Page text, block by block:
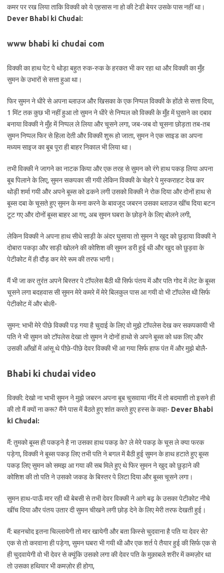
कमर पर रख लिया ताकि विक्की को ये एहसास ना हो की टेडी बेयर उसके पास नहीं था।
Dever Bhabi ki Chudai:
www bhabi ki chudai com
विक्की का हाथ पेट पे थोड़ा बहुत रुक-रुक के हरकत भी कर रहा था और विक्की का मुँह
सुमन के उभारों से सत्ता हुआ था।
फिर सुमन ने धीरे से अपना ब्लाउज और खिसका के एक निप्पल विक्की के होंठो से सत्ता दिया,
1 मिंट तक कुछ भी नहीं हुआ तो सुमन ने धीरे से निप्पल को विक्की के मुँह में घुसाने का दबाव
बनाया विक्की ने मुँह में निप्पल ले लिया और चूसने लगा, जब-जब वो चूसना छोड़ता तब-तब
सुमन निप्पल फिर से हिला देती और विक्की शुरू हो जाता, सुमन ने एक साइड का अपना
मध्यम साइज का बूब पूरा ही बाहर निकाल भी लिया था।
तभी विक्की ने जागने का नाटक किया और एक तरह से सुमन को रंगे हाथ पकड़ लिया अपना
बूब पिलाने के लिए, सुमन सकपका सी गयी लेकिन विक्की के चेहरे पे मुस्कराहट देख कर
थोड़ी शर्मा गयी और अपने बूब्स को ढकने लगी उसको विक्की ने रोक दिया और दोनों हाथ से
बूब्स दबा के चूसते हुए सुमन के मना करने के बावजूद जबरन उसका ब्लाउज खींच दिया बटन
टूट गए और दोनों बूब्स बाहर आ गए, अब सुमन घबरा के छोड़ने के लिए बोलने लगी,
लेकिन विक्की ने अपना हाथ सीधे साड़ी के अंदर घुसाया तो सुमन ने खुद को छुड़ाया विक्की ने
दोबारा पकड़ा और साड़ी खोलने की कोशिश की सुमन डरी हुई थी और खुद को छुड़वा के
पेटीकोट में ही दौड़ कर मेरे रूम की तरफ भागी।
मैं भी जा कर तुरंत अपने बिस्तर पे टॉपलेस बैठी थी सिर्फ पंतय में और पति गोद में लेट के बूब्स
चूसने लगा बदहवास सी सुमन मेरे कमरे में मेरे बिलकुल पास आ गयी वो भी टॉपलेस थी सिर्फ
पेटीकोट में और बोली-
सुमन: भाभी मेरे पीछे विक्की पड़ गया है चुदाई के लिए वो मुझे टॉपलेस देख कर सकपकायी भी
पति ने भी सुमन को टॉपलेस देखा तो सुमन ने दोनों हाथो से अपने बूब्स को धक लिए और
उसकी आँखों में आंसू थे पीछे-पीछे देवर विक्की भी आ गया सिर्फ हाफ पंत में और मुझे बोलै-
Bhabi ki chudai video
विक्की: देखो ना भाभी सुमन ने मुझे जबरन अपना बूब चुसवाया नींद में तो बदमाशी तो इसने ही
की तो मैं क्यों ना करू? मैंने पास में बैठते हुए शांत करते हुए हस्स के कहा- Dever Bhabi
ki Chudai:
मैं: तुमको बूब्स ही पकड़ने है ना उसका हाथ पकड़ के? ले मेरे पकड़ के चूस ले क्या फरक
पड़ेगा, विक्की ने बूब्स पकड़ लिए तभी पति ने बगल में बैठी हुई सुमन के हाथ हटाते हुए बूब्स
पकड़ लिए सुमन को समझ आ गया की सब मिले हुए थे फिर सुमन ने खुद को छुड़ाने की
कोशिश की तो पति ने उसको जकड के बिस्तर पे लिटा दिया और बूब्स चूसने लगा।
सुमन हाथ-पाऊँ मार रही थी बेबसी से तभी देवर विक्की ने आगे बढ़ के उसका पेटीकोट नीचे
खींच दिया और पंतय उतार दी सुमन चीखने लगी छोड़ देने के लिए मेरी तरफ देखती हुई।
मैं: बहनचोद इतना चिल्लायेगी तो मार खायेगी और बता किस्से चुदवाना है पति या देवर से?
एक से तो करवाना ही पड़ेगा, सुमन घबरा भी गयी थी और एक शर्त पे तैयार हुई की सिर्फ एक से
ही चुदवायेगी वो भी देवर से क्यूंकि उसको लगा की देवर पति के मुक़ाबले शरीर में कमज़ोर था
तो उसका हथियार भी कमज़ोर ही होगा,